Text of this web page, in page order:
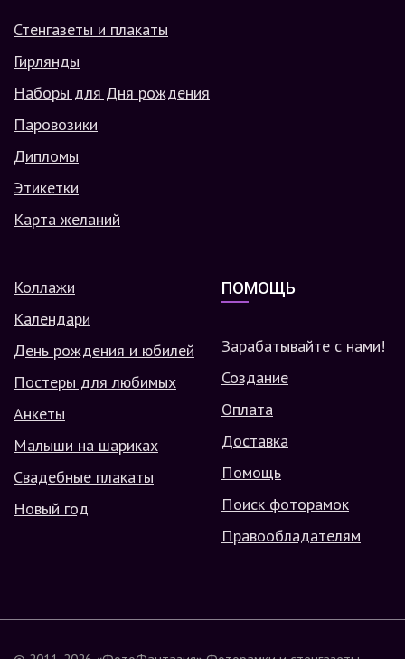
Стенгазеты и плакаты
Гирлянды
Наборы для Дня рождения
Паровозики
Дипломы
Этикетки
Карта желаний
Коллажи
Календари
День рождения и юбилей
Постеры для любимых
Анкеты
Малыши на шариках
Свадебные плакаты
Новый год
ПОМОЩЬ
Зарабатывайте с нами!
Создание
Оплата
Доставка
Помощь
Поиск фоторамок
Правообладателям